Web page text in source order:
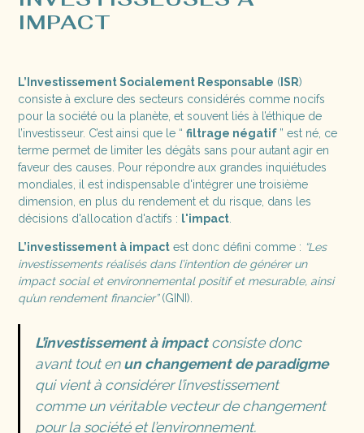
IMPACT
L’Investissement Socialement Responsable ( ISR)
consiste à exclure des secteurs considérés comme nocifs
pour la société ou la planète, et souvent liés à l’éthique de
l’investisseur. C’est ainsi que le “filtrage négatif ” est né, ce
terme permet de limiter les dégâts sans pour autant agir en
faveur des causes. Pour répondre aux grandes inquiétudes
mondiales, il est indispensable d'intégrer une troisième
dimension, en plus du rendement et du risque, dans les
décisions d'allocation d'actifs : l'impact
L’investissement à impact est donc défini comme : “Les
investissements réalisés dans l’intention de générer un
impact social et environnemental positif et mesurable, ainsi
qu’un rendement financier”(GINI).
L’investissement à impactconsiste donc
avant tout en un changement de paradigme
qui vient à considérer l’investissement
comme un véritable vecteur de changement
pour la société et l’environnement.